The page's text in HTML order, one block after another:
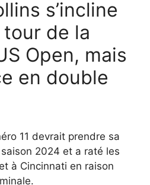
s’incline
de la
Open, mais
en double
11 devrait prendre sa
2024 et a raté les
à Cincinnati en raison